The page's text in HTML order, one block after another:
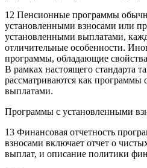
12 Пенсионные программы
установленными взносами или
установленными выплатами,
отличительные особенности.
программы, обладающие
В рамках настоящего стандарта
рассматриваются как программы
выплатами.
Программы с установленными
13 Финансовая отчетность
взносами включает отчет о
выплат, и описание политики